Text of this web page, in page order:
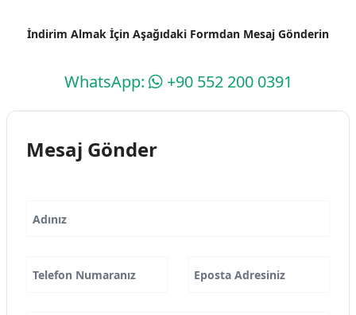
İndirim Almak İçin Aşağıdaki Formdan Mesaj Gönderin
WhatsApp: +90 552 200 0391
Mesaj Gönder
Adınız
Telefon Numaranız Eposta Adresiniz